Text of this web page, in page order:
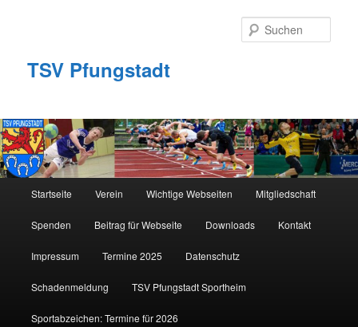
TSV Pfungstadt
Startseite Verein Wichtige Webseiten Mitgliedschaft
Spenden Beitrag für Webseite Downloads Kontakt
Impressum Termine 2025 Datenschutz
Schadenmeldung TSV Pfungstadt Sportheim
Sportabzeichen: Termine für 2026